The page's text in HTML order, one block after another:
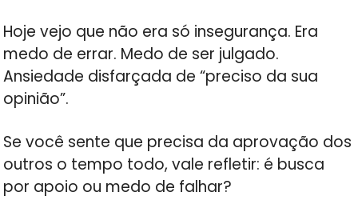
Hoje vejo que não era só insegurança. Era
medo de errar. Medo de ser julgado.
Ansiedade disfarçada de “preciso da sua
opinião”.
Se você sente que precisa da aprovação dos
outros o tempo todo, vale refletir: é busca
por apoio ou medo de falhar?